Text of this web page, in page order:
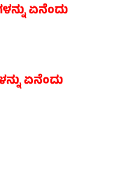
ಏನೆಂದು
ಏನೆಂದು